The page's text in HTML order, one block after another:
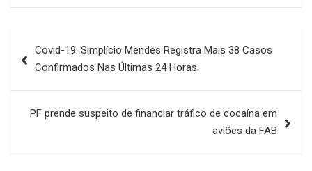
de
Covid-19: Simplício Mendes Registra Mais 38 Casos
Confirmados Nas Últimas 24 Horas.
PF prende suspeito de financiar tráfico de cocaína em
aviões da FAB